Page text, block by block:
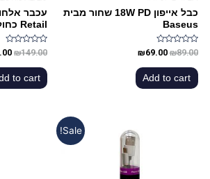
כבל אייפון 18W PD שחור מבית
Baseus
Rated
0
out
of
5
₪89.00
₪69.00
Add to cart
Retail כחול
Rated
0
out
of
5
₪149.00
to cart
Sale!